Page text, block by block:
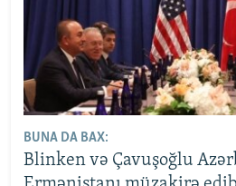
BUNA DA BAX:
Blinken və Çavuşoğlu